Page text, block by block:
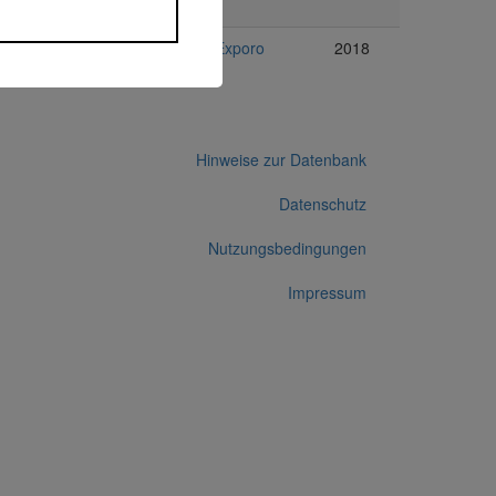
Immobilien Exporo 2018
Hinweise zur Datenbank
Datenschutz
Nutzungsbedingungen
Impressum